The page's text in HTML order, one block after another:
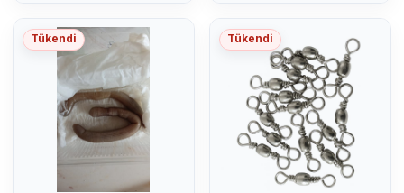
Tükendi Tükendi